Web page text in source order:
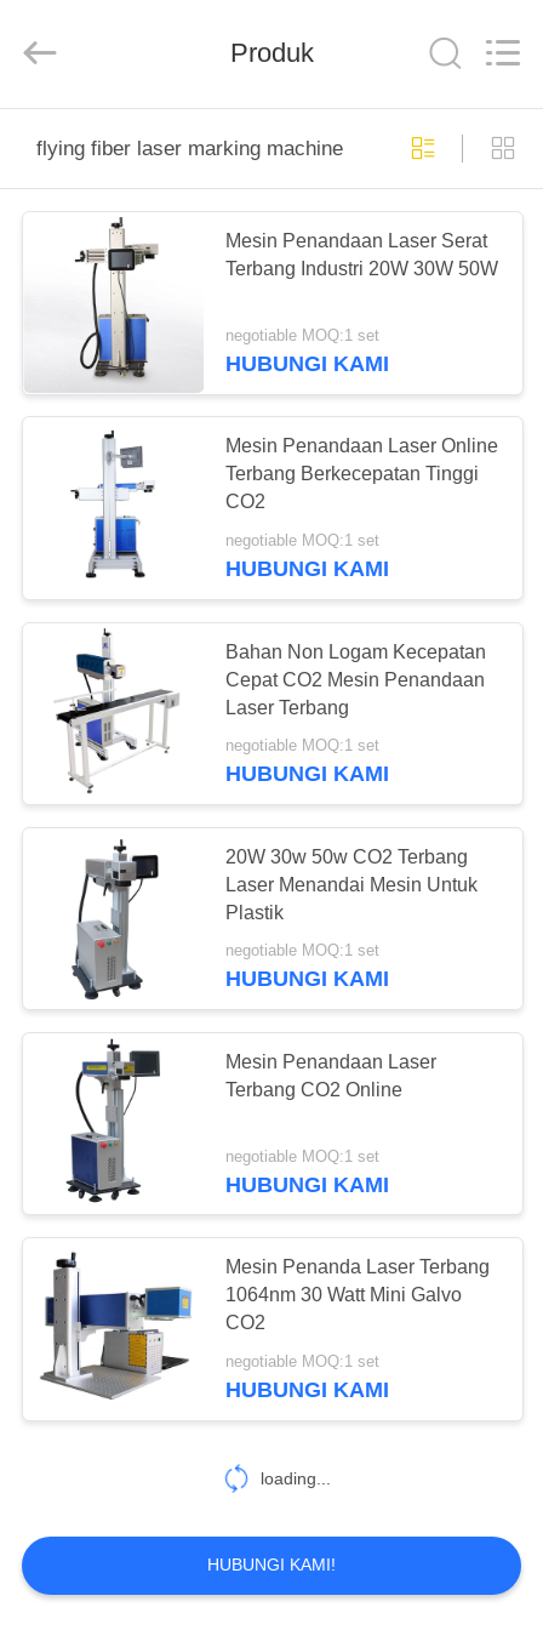
PRODUK
TENTANG
TUR
PABRIK
KONTROL
KUALITAS
HUBUNGI
KAMI
PERMINTAAN
PENAWARAN
SITEMAP
PRIVACY
POLICY
Management
Services
Rights
Produk
flying fiber laser marking machine
Mesin Penandaan Laser Serat
Terbang Industri 20W 30W 50W
negotiable MOQ:1 set
HUBUNGI KAMI
Mesin Penandaan Laser Online
Terbang Berkecepatan Tinggi
CO2
negotiable MOQ:1 set
HUBUNGI KAMI
Bahan Non Logam Kecepatan
Cepat CO2 Mesin Penandaan
Laser Terbang
negotiable MOQ:1 set
HUBUNGI KAMI
20W 30w 50w CO2 Terbang
Laser Menandai Mesin Untuk
Plastik
negotiable MOQ:1 set
HUBUNGI KAMI
Mesin Penandaan Laser
Terbang CO2 Online
negotiable MOQ:1 set
HUBUNGI KAMI
Mesin Penanda Laser Terbang
1064nm 30 Watt Mini Galvo
CO2
negotiable MOQ:1 set
HUBUNGI KAMI
loading...
HUBUNGI KAMI!